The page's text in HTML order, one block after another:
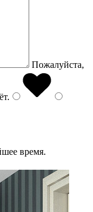
Пожалуйста,
.
время.